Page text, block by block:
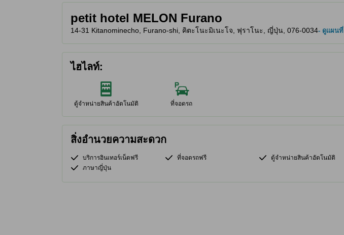
petit hotel MELON Furano
14-31 Kitanominecho, Furano-shi, คิตะโนะมิเนะโจ, ฟุราโนะ, ญี่ปุ่น, 076-0034- ดูแผนที่
ไฮไลท์:
ตู้จำหน่ายสินค้าอัตโนมัติ ที่จอดรถ
สิ่งอำนวยความสะดวก
บริการอินเทอร์เน็ตฟรี ที่จอดรถฟรี ตู้จำหน่ายสินค้าอัตโนมัติ
ภาษาญี่ปุ่น